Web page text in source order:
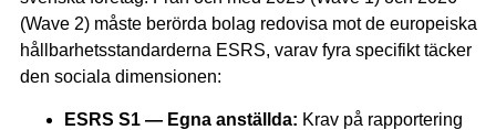
(Wave 2) måste berörda bolag redovisa mot de europeiska
hållbarhetsstandarderna ESRS, varav fyra specifikt täcker
den sociala dimensionen:
ESRS S1 — Egna anställda: Krav på rapportering